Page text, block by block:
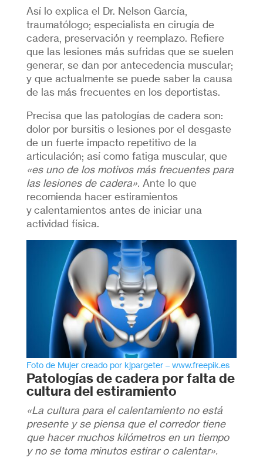
Así lo explica el Dr. Nelson García,
traumatólogo; especialista en cirugía de
cadera, preservación y reemplazo. Refiere
que las lesiones más sufridas que se suelen
generar, se dan por antecedencia muscular;
y que actualmente se puede saber la causa
de las más frecuentes en los deportistas.
Precisa que las patologías de cadera son:
dolor por bursitis o lesiones por el desgaste
de un fuerte impacto repetitivo de la
articulación; así como fatiga muscular, que
«es uno de los motivos más frecuentes para
las lesiones de cadera». Ante lo que
recomienda hacer estiramientos
y calentamientos antes de iniciar una
actividad física.
Foto de Mujer creado por kjpargeter – www.freepik.es
Patologías de cadera por falta de
cultura del estiramiento
«La cultura para el calentamiento no está
presente y se piensa que el corredor tiene
que hacer muchos kilómetros en un tiempo
y no se toma minutos estirar o calentar».